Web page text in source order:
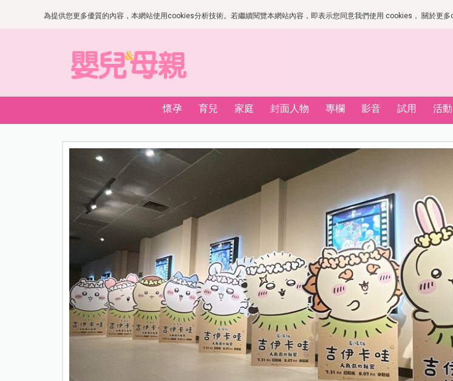
為提供您更多優質的內容，本網站使用cookies分析技術。若繼續閱覽本網站內容，即表示您同意我們使用 cookies， 關於更
懷孕 育兒 家庭 封面人物 專欄 影音 試用 活動